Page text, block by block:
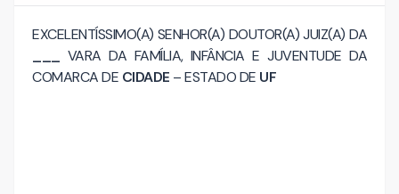
EXCELENTÍSSIMO(A) SENHOR(A) DOUTOR(A) JUIZ(A) DA
VARA DA FAMÍLIA, INFÂNCIA E JUVENTUDE DA
COMARCA DE CIDADE – ESTADO DE UF